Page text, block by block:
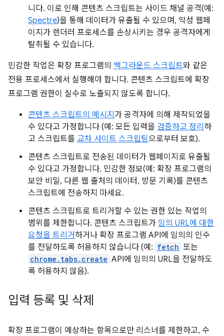
니다. 이로 인해 콘텐츠 스크립트는 사이드 채널 공격(예:
Spectre)을 통해 데이터가 유출될 수 있으며, 악성 웹페
이지가 렌더러 프로세스를 손상시키는 경우 공격자에게
탈취될 수 있습니다.
민감한 작업은 확장 프로그램의 백그라운드 스크립트와 같은
전용 프로세스에서 실행해야 합니다. 콘텐츠 스크립트에 확장
프로그램 권한이 실수로 노출되지 않도록 합니다.
콘텐츠 스크립트의 메시지 가 공격자에 의해 제작되었을
수 있다고 가정합니다 (예: 모든 입력을 검증하고 정리 하
고 스크립트를 교차 사이트 스크립팅으로부터 보호).
콘텐츠 스크립트로 전송된 데이터가 웹페이지로 유출될
수 있다고 가정합니다. 민감한 정보(예: 확장 프로그램의
보안 비밀, 다른 웹 출처의 데이터, 방문 기록)를 콘텐츠
스크립트에 전송하지 마세요.
콘텐츠 스크립트로 트리거할 수 있는 권한 있는 작업의
범위를 제한합니다. 콘텐츠 스크립트가 임의 URL에 대한
요청을 트리거 하거나 확장 프로그램 API에 임의의 인수
를 전달하도록 허용하지 않습니다 (예: fetch 또는
chrome.tabs.create API에 임의의 URL을 전달하도
록 허용하지 않음).
입력 등록 및 삭제
확장 프로그램이 예상하는 항목으로만 리스너를 제한하고, 수